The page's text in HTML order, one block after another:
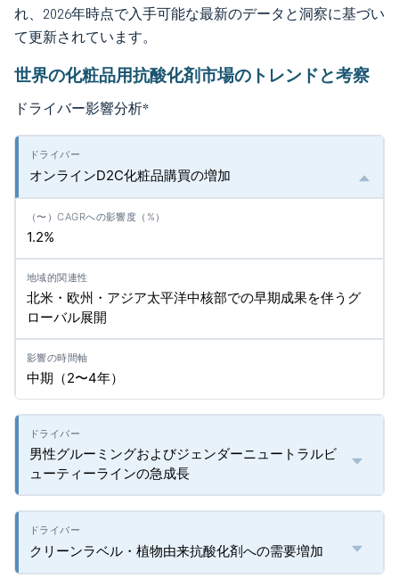
れ、2026年時点で入手可能な最新のデータと洞察に基づい
て更新されています。
世界の化粧品用抗酸化剤市場のトレンドと考察
ドライバー影響分析*
オンラインD2C化粧品購買の増加
1.2%
北米・欧州・アジア太平洋中核部での早期成果を伴うグ
ローバル展開
中期（2〜4年）
男性グルーミングおよびジェンダーニュートラルビ
ューティーラインの急成長
クリーンラベル・植物由来抗酸化剤への需要増加